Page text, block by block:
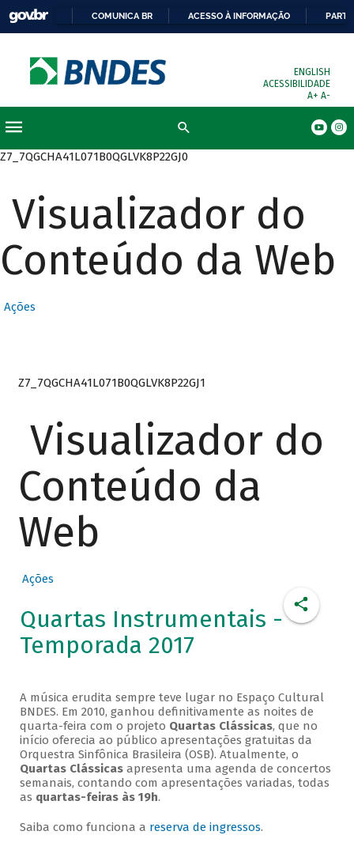
COMUNICA BR ACESSO À INFORMAÇÃO
ENGLISH
ACESSIBILIDADE
A+ A-
Z7_7QGCHA41L071B0QGLVK8P22GJ0
Visualizador do
Conteúdo da Web
Ações
Z7_7QGCHA41L071B0QGLVK8P22GJ1
Visualizador do
Conteúdo da
Web
Ações
Quartas Instrumentais -
Temporada 2017
A música erudita sempre teve lugar no Espaço Cultural
BNDES. Em 2010, ganhou definitivamente as noites de
quarta-feira com o projeto Quartas Clássicas, que no
início oferecia ao público apresentações gratuitas da
Orquestra Sinfônica Brasileira (OSB). Atualmente, o
Quartas Clássicasapresenta uma agenda de concertos
semanais, contando com apresentações variadas, todas
as quartas-feiras às 19h.
Saiba como funciona a reserva de ingressos.